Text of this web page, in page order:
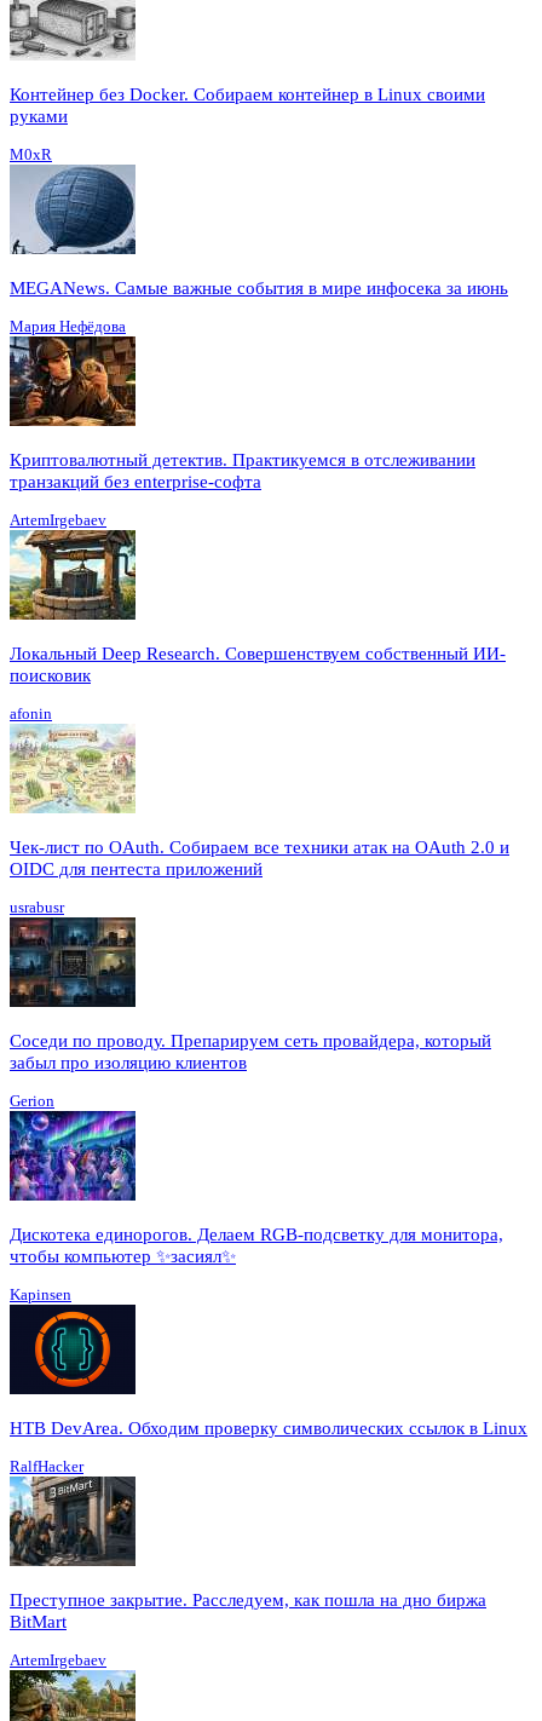
Контейнер без Docker. Собираем контейнер в Linux своими
руками
M0xR
MEGANews. Cамые важные события в мире инфосека за июнь
Мария Нефёдова
Криптовалютный детектив. Практикуемся в отслеживании
транзакций без enterprise-софта
ArtemIrgebaev
Локальный Deep Research. Совершенствуем собственный ИИ-
поисковик
afonin
Чек-лист по OAuth. Собираем все техники атак на OAuth 2.0 и
OIDC для пентеста приложений
usrabusr
Соседи по проводу. Препарируем сеть провайдера, который
забыл про изоляцию клиентов
Gerion
Дискотека единорогов. Делаем RGB-подсветку для монитора,
чтобы компьютер ✨засиял✨
Kapinsen
HTB DevArea. Обходим проверку символических ссылок в Linux
RalfHacker
Преступное закрытие. Расследуем, как пошла на дно биржа
BitMart
ArtemIrgebaev